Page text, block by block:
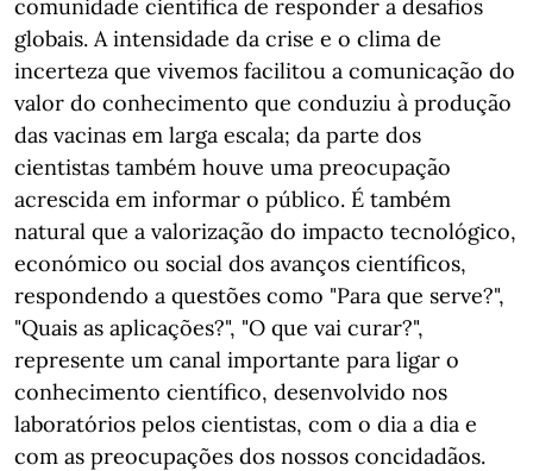
comunidade científica de responder a desafios
globais. A intensidade da crise e o clima de
incerteza que vivemos facilitou a comunicação do
valor do conhecimento que conduziu à produção
das vacinas em larga escala; da parte dos
cientistas também houve uma preocupação
acrescida em informar o público. É também
natural que a valorização do impacto tecnológico,
económico ou social dos avanços científicos,
respondendo a questões como "Para que serve?",
"Quais as aplicações?", "O que vai curar?",
represente um canal importante para ligar o
conhecimento científico, desenvolvido nos
laboratórios pelos cientistas, com o dia a dia e
com as preocupações dos nossos concidadãos.